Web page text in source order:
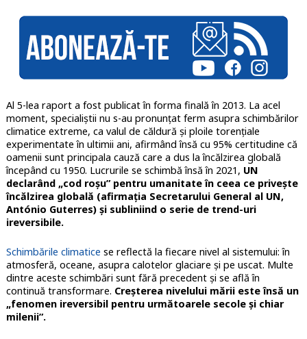
Al 5-lea raport a fost publicat în forma finală în 2013. La acel
moment, specialiștii nu s-au pronunțat ferm asupra schimbărilor
climatice extreme, ca valul de căldură și ploile torențiale
experimentate în ultimii ani, afirmând însă cu 95% certitudine că
oamenii sunt principala cauză care a dus la încălzirea globală
începând cu 1950. Lucrurile se schimbă însă în 2021, UN
declarând „cod roșu” pentru umanitate în ceea ce privește
încălzirea globală (afirmația Secretarului General al UN,
António Guterres) și subliniind o serie de trend-uri
ireversibile.
Schimbările climatice se reflectă la fiecare nivel al sistemului: în
atmosferă, oceane, asupra calotelor glaciare și pe uscat. Multe
dintre aceste schimbări sunt fără precedent și se află în
continuă transformare. Creșterea nivelului mării este însă un
„fenomen ireversibil pentru următoarele secole și chiar
milenii”.